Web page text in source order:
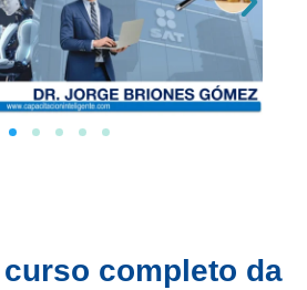
completo da